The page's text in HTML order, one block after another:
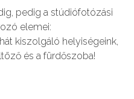
pedig a stúdiófotózási
elemei:
kiszolgáló helyiségeink,
és a fürdőszoba!